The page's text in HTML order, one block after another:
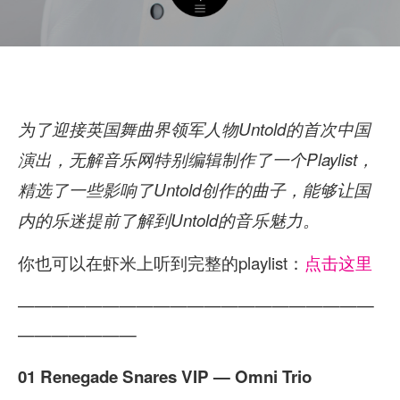
为了迎接英国舞曲界领军人物Untold的首次中国
演出，无解音乐网特别编辑制作了一个Playlist，
精选了一些影响了Untold创作的曲子，能够让国
内的乐迷提前了解到Untold的音乐魅力。
你也可以在虾米上听到完整的playlist： 点击这里
—————————————————————
———————
01 Renegade Snares VIP — Omni Trio